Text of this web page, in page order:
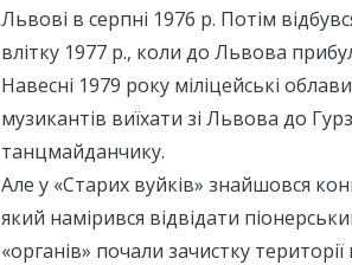
Львові в серпні 1976 р. Потім
влітку 1977 р., коли до Львова
Навесні 1979 року міліцейські
музикантів виїхати зі Львова до
танцмайданчику.
Але у «Старих вуйків» знайшовся
який намірився відвідати
«органів» почали зачистку